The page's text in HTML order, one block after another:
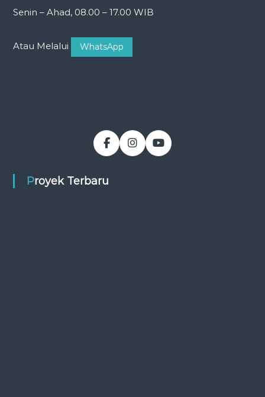
Senin – Ahad, 08.00 – 17.00 WIB
Atau Melalui WhatsApp
Proyek Terbaru